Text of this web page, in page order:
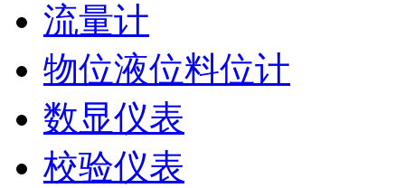
流量计
物位液位料位计
数显仪表
校验仪表